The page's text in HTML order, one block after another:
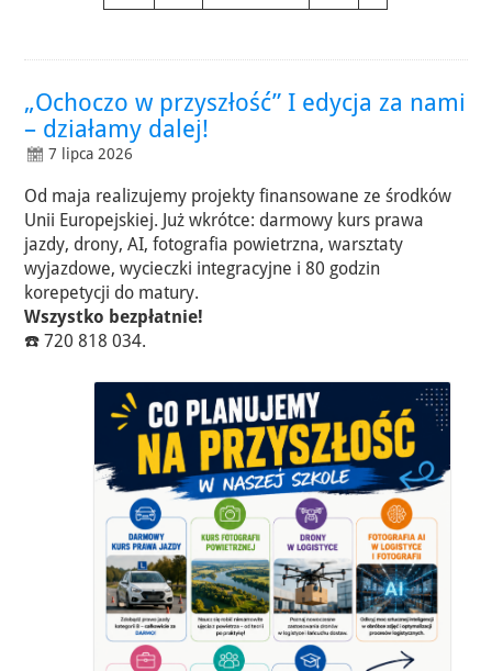
„Ochoczo w przyszłość” I edycja za nami
– działamy dalej!
7 lipca 2026
Od maja realizujemy projekty finansowane ze środków
Unii Europejskiej. Już wkrótce: darmowy kurs prawa
jazdy, drony, AI, fotografia powietrzna, warsztaty
wyjazdowe, wycieczki integracyjne i 80 godzin
korepetycji do matury.
Wszystko bezpłatnie!
☎️ 720 818 034.